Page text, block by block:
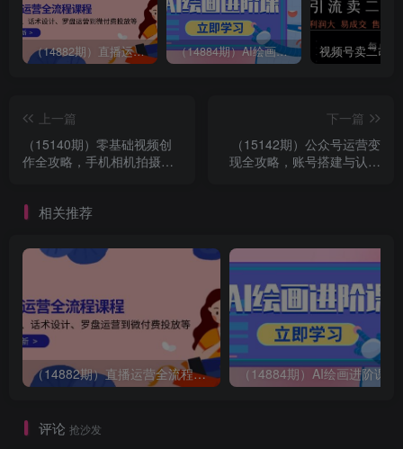
（14882期）直播运营全流程课程-5月更新：从起号、话术设计、罗盘运营到微付费投放等 （14884期）AI绘画进阶课，涵盖电商摄影等多领域，PS操作与AI工具使用全面教学
上一篇
（15140期）零基础视频创
作全攻略，手机相机拍摄技
下一篇
（15142期）公众号运营变
现全攻略，账号搭建与认证
相关推荐
（14882期）直播运营全流程课程-5月更新：从起号、话术设计、罗盘运营到微付费投放等
评论 抢沙发